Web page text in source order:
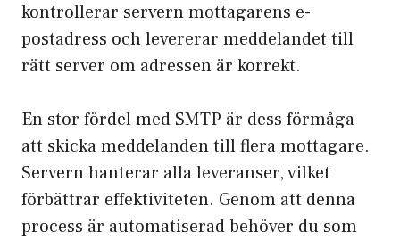
kontrollerar servern mottagarens e-
postadress och levererar meddelandet till
rätt server om adressen är korrekt.
En stor fördel med SMTP är dess förmåga
att skicka meddelanden till flera mottagare.
Servern hanterar alla leveranser, vilket
förbättrar effektiviteten. Genom att denna
process är automatiserad behöver du som